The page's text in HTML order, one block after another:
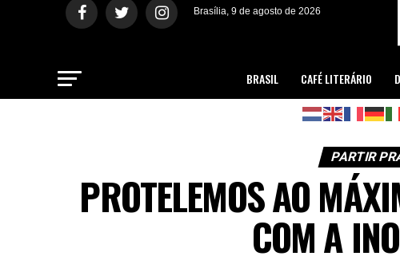
Brasília, 9 de agosto de 2026
BRASIL CAFÉ LITERÁRIO
PARTIR
PROTELEMOS AO
COM A